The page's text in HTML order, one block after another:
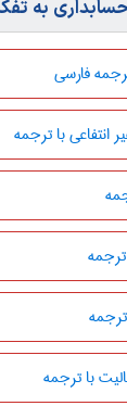
به
فارسی
با ترجمه
با ترجمه